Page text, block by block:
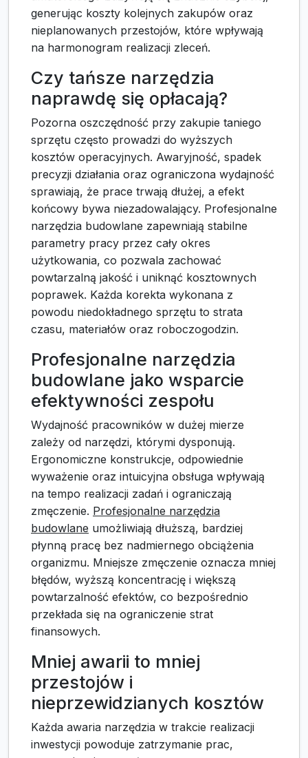
generując koszty kolejnych zakupów oraz
nieplanowanych przestojów, które wpływają
na harmonogram realizacji zleceń.
Czy tańsze narzędzia
naprawdę się opłacają?
Pozorna oszczędność przy zakupie taniego
sprzętu często prowadzi do wyższych
kosztów operacyjnych. Awaryjność, spadek
precyzji działania oraz ograniczona wydajność
sprawiają, że prace trwają dłużej, a efekt
końcowy bywa niezadowalający. Profesjonalne
narzędzia budowlane zapewniają stabilne
parametry pracy przez cały okres
użytkowania, co pozwala zachować
powtarzalną jakość i uniknąć kosztownych
poprawek. Każda korekta wykonana z
powodu niedokładnego sprzętu to strata
czasu, materiałów oraz roboczogodzin.
Profesjonalne narzędzia
budowlane jako wsparcie
efektywności zespołu
Wydajność pracowników w dużej mierze
zależy od narzędzi, którymi dysponują.
Ergonomiczne konstrukcje, odpowiednie
wyważenie oraz intuicyjna obsługa wpływają
na tempo realizacji zadań i ograniczają
zmęczenie. Profesjonalne narzędzia
budowlane umożliwiają dłuższą, bardziej
płynną pracę bez nadmiernego obciążenia
organizmu. Mniejsze zmęczenie oznacza mniej
błędów, wyższą koncentrację i większą
powtarzalność efektów, co bezpośrednio
przekłada się na ograniczenie strat
finansowych.
Mniej awarii to mniej
przestojów i
nieprzewidzianych kosztów
Każda awaria narzędzia w trakcie realizacji
inwestycji powoduje zatrzymanie prac,